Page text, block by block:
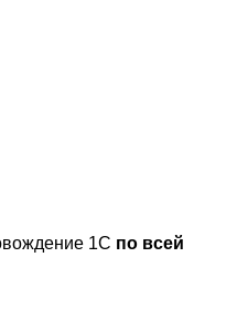
1С по всей